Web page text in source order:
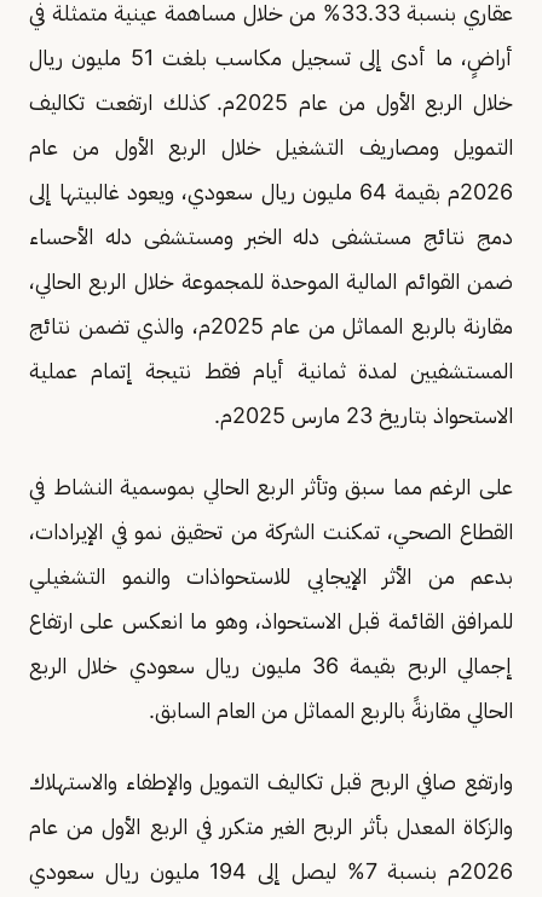
عقاري بنسبة 33.33% من خلال مساهمة عينية متمثلة في
أراضٍ، ما أدى إلى تسجيل مكاسب بلغت 51 مليون ريال
خلال الربع الأول من عام 2025م. كذلك ارتفعت تكاليف
التمويل ومصاريف التشغيل خلال الربع الأول من عام
2026م بقيمة 64 مليون ريال سعودي، ويعود غالبيتها إلى
دمج نتائج مستشفى دله الخبر ومستشفى دله الأحساء
ضمن القوائم المالية الموحدة للمجموعة خلال الربع الحالي،
مقارنة بالربع المماثل من عام 2025م، والذي تضمن نتائج
المستشفيين لمدة ثمانية أيام فقط نتيجة إتمام عملية
الاستحواذ بتاريخ 23 مارس 2025م.
على الرغم مما سبق وتأثر الربع الحالي بموسمية النشاط في
القطاع الصحي، تمكنت الشركة من تحقيق نمو في الإيرادات،
بدعم من الأثر الإيجابي للاستحواذات والنمو التشغيلي
للمرافق القائمة قبل الاستحواذ، وهو ما انعكس على ارتفاع
إجمالي الربح بقيمة 36 مليون ريال سعودي خلال الربع
الحالي مقارنةً بالربع المماثل من العام السابق.
وارتفع صافي الربح قبل تكاليف التمويل والإطفاء والاستهلاك
والزكاة المعدل بأثر الربح الغير متكرر في الربع الأول من عام
2026م بنسبة 7% ليصل إلى 194 مليون ريال سعودي